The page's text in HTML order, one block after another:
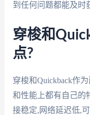
到任何问题都能及时
穿梭和
点?
穿梭和Quickback作
和性能上都有自己的
接稳定,网络延迟低,